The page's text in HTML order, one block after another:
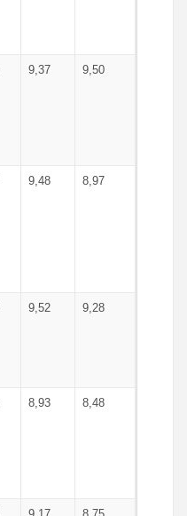
9,37 9,50
9,48 8,97
9,52 9,28
8,93 8,48
9,17 8,75